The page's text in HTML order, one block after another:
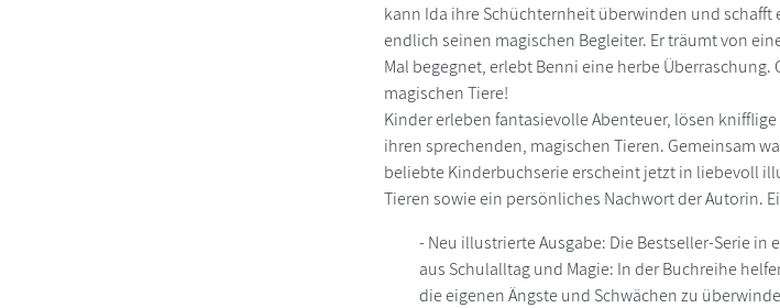
kann Ida ihre Schüchternheit überwinden und
endlich seinen magischen Begleiter. Er träumt von
Mal begegnet, erlebt Benni eine herbe
magischen Tiere!
Kinder erleben fantasievolle Abenteuer, lösen
ihren sprechenden, magischen Tieren. Gemeinsam
beliebte Kinderbuchserie erscheint jetzt in liebevoll
Tieren sowie ein persönliches Nachwort der Autorin.
- Neu illustrierte Ausgabe: Die Bestseller-Serie
aus Schulalltag und Magie: In der Buchreihe
die eigenen Ängste und Schwächen zu